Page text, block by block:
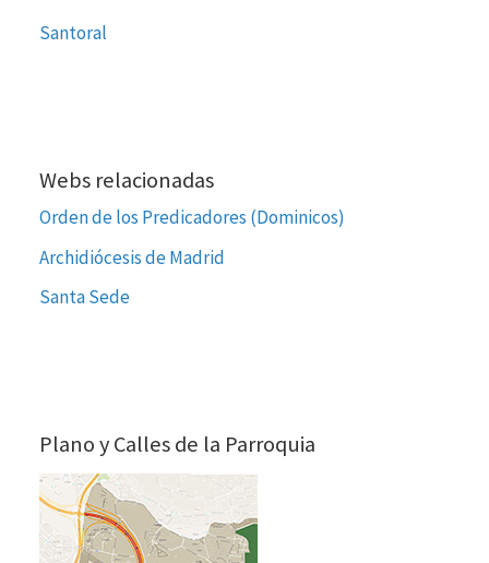
Santoral
Webs relacionadas
Orden de los Predicadores (Dominicos)
Archidiócesis de Madrid
Santa Sede
Plano y Calles de la Parroquia